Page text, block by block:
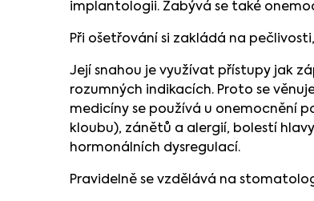
implantologii. Zabývá se také
Při ošetřování si zakládá na
Její snahou je využívat přístupy jak
rozumných indikacích. Proto se
medicíny se používá u onemocnění
kloubu), zánětů a alergií, bolestí
hormonálních dysregulací.
Pravidelně se vzdělává na